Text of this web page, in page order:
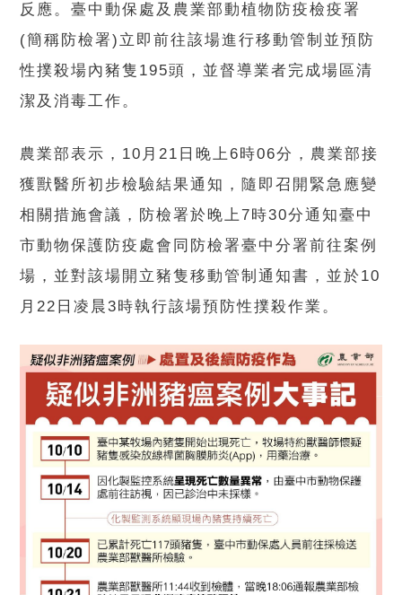
反應。臺中動保處及農業部動植物防疫檢疫署
(簡稱防檢署)立即前往該場進行移動管制並預防
性撲殺場內豬隻195頭，並督導業者完成場區清
潔及消毒工作。
農業部表示，10月21日晚上6時06分，農業部接
獲獸醫所初步檢驗結果通知，隨即召開緊急應變
相關措施會議，防檢署於晚上7時30分通知臺中
市動物保護防疫處會同防檢署臺中分署前往案例
場，並對該場開立豬隻移動管制通知書，並於10
月22日凌晨3時執行該場預防性撲殺作業。